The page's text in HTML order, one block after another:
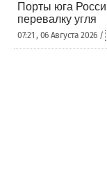
Порты юга
перевалку угля
07:21 , 06 Августа 2026 /